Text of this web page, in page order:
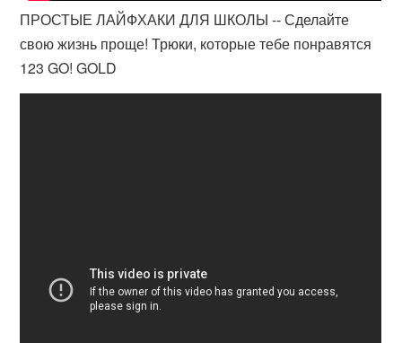
ПРОСТЫЕ ЛАЙФХАКИ ДЛЯ ШКОЛЫ -- Сделайте
свою жизнь проще! Трюки, которые тебе понравятся
123 GO! GOLD